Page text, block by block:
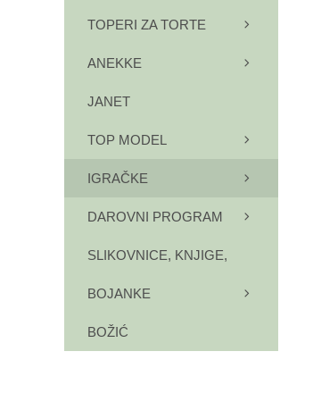
TOPERI ZA TORTE
ANEKKE
JANET
TOP MODEL
IGRAČKE
DAROVNI PROGRAM
SLIKOVNICE, KNJIGE,
BOJANKE
BOŽIĆ